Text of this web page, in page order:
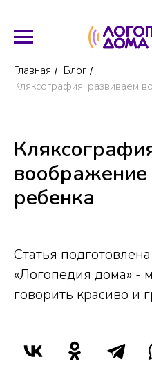
Главная / Блог /
Кляксография: развиваем
воображение
ребенка
Статья
«Логопедия дома» -
говорить красиво и